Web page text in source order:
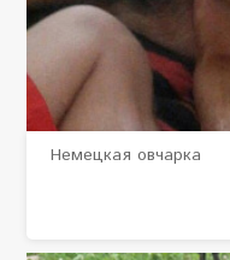
Немецкая овчарка